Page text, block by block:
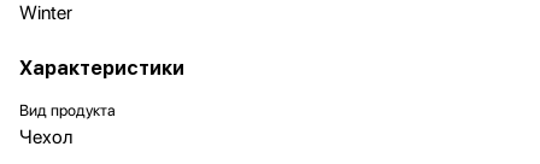
Winter
Характеристики
Вид продукта
Чехол